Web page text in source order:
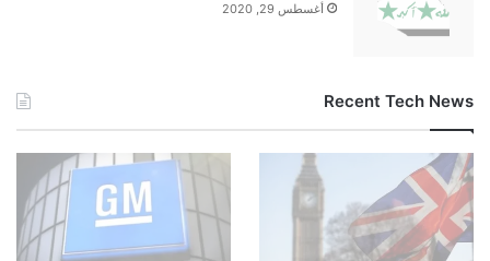
أغسطس 29, 2020
Recent Tech News